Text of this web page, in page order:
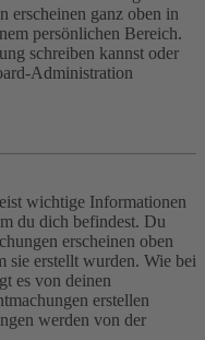
erscheinen ganz oben in
persönlichen Bereich.
schreiben kannst oder
Administration
wichtige Informationen
du dich befindest. Du
erscheinen oben
sie erstellt wurden. Wie bei
es von deinen
erstellen
werden von der